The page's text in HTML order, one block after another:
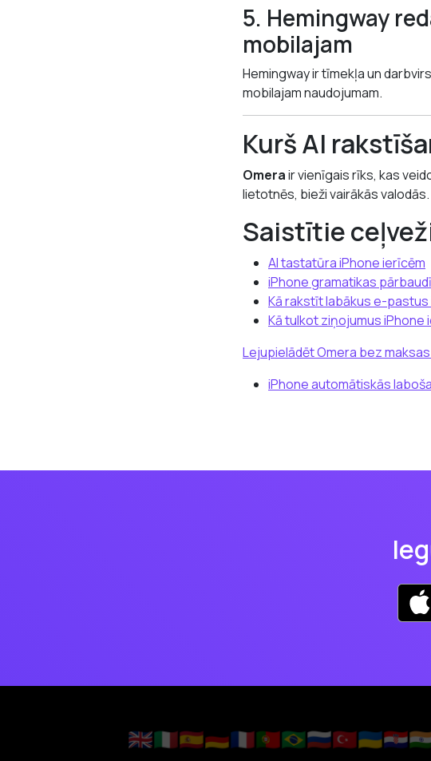
5. Hemingway
mobilajam
Hemingway ir tīmekļa un
mobilajam naudojumam.
Kurš AI
Omerair vienīgais rīks, kas
lietotnēs, bieži vairākās valodās.
Saistītie
AI tastatūra iPhone ierīcēm
iPhone gramatikas
Kā rakstīt labākus e-
Kā tulkot ziņojumus iPhone
Lejupielādēt Omera bez
iPhone automātiskās
🇬🇧🇮🇹🇪🇸🇩🇪🇫🇷🇵🇹🇧🇷🇷🇺🇹🇷🇺🇦🇭🇷